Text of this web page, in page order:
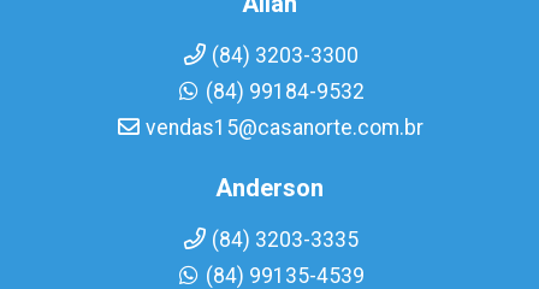
(84) 3203-3300
(84) 99184-9532
vendas15@casanorte.com.br
Anderson
(84) 3203-3335
(84) 99135-4539